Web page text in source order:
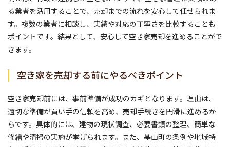
る業者を活用することで、売却までの流れを安心して任せられま
す。複数の業者に相談し、実績や対応の丁寧さを比較することも
ポイントです。結果として、安心して空き家売却を進めることがで
きます。
空き家を売却する前にやるべきポイント
空き家売却前には、事前準備が成功のカギとなります。理由は、
適切な準備が買い手の信頼を高め、売却手続きを円滑に進めるか
らです。具体的には、建物の現状調査、必要書類の整理、簡単な
修繕や清掃の実施が挙げられます。また、基山町の条例や地域特